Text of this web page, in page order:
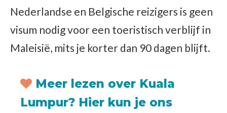
Nederlandse en Belgische reizigers is geen
visum nodig voor een toeristisch verblijf in
Maleisië, mits je korter dan 90 dagen blijft.
Meer lezen over Kuala
Lumpur? Hier kun je ons